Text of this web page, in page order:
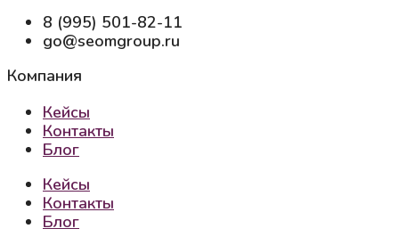
8 (995) 501-82-11
go@seomgroup.ru
Компания
Кейсы
Контакты
Блог
Кейсы
Контакты
Блог